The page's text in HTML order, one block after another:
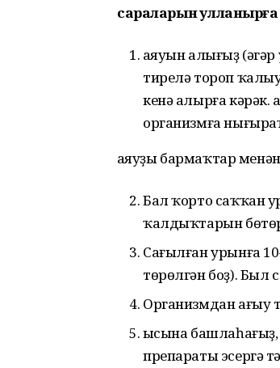
сараларын ҡулланырға
Ҡаяуын алығыҙ
тирелә тороп
кенә алырға кәрәк.
организмға
Ҡаяуҙы бармаҡтар
Бал ҡорто саҡҡан
ҡалдыҡтарын
Сағылған урынға
төрөлгән боҙ). Был
Организмдан ағыу
Ҡысына
препараты эсергә